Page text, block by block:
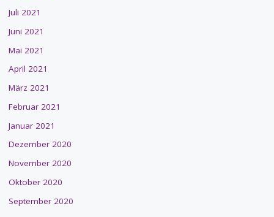
Juli 2021
Juni 2021
Mai 2021
April 2021
März 2021
Februar 2021
Januar 2021
Dezember 2020
November 2020
Oktober 2020
September 2020